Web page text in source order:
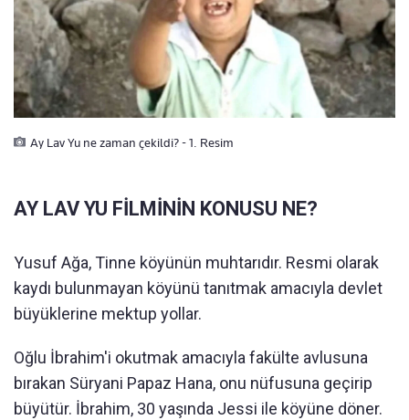
Ay Lav Yu ne zaman çekildi? - 1. Resim
AY LAV YU FİLMİNİN KONUSU NE?
Yusuf Ağa, Tinne köyünün muhtarıdır. Resmi olarak
kaydı bulunmayan köyünü tanıtmak amacıyla devlet
büyüklerine mektup yollar.
Oğlu İbrahim'i okutmak amacıyla fakülte avlusuna
bırakan Süryani Papaz Hana, onu nüfusuna geçirip
büyütür. İbrahim, 30 yaşında Jessi ile köyüne döner.